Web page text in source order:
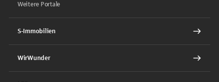
Weitere Portale
S-Immobilien
WirWunder